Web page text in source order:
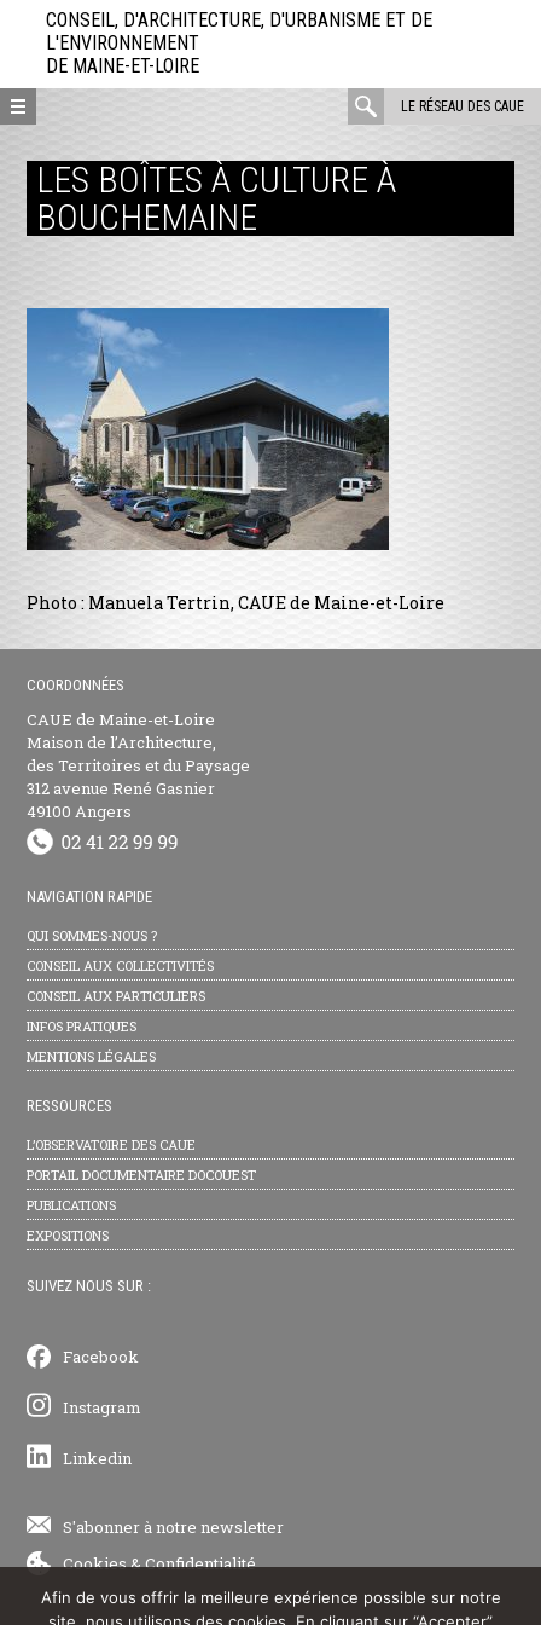
directement
contenu
CONSEIL, D'ARCHITECTURE, D'URBANISME ET DE
L'ENVIRONNEMENT
DE MAINE-ET-LOIRE
LE RÉSEAU DES CAUE
rechercher
LES BOÎTES À CULTURE À
BOUCHEMAINE
Photo : Manuela Tertrin, CAUE de Maine-et-Loire
COORDONNÉES
CAUE de Maine-et-Loire
Maison de l’Architecture,
des Territoires et du Paysage
312 avenue René Gasnier
49100 Angers
NAVIGATION RAPIDE
QUI SOMMES-NOUS ?
CONSEIL AUX COLLECTIVITÉS
CONSEIL AUX PARTICULIERS
INFOS PRATIQUES
MENTIONS LÉGALES
RESSOURCES
L’OBSERVATOIRE DES CAUE
PORTAIL DOCUMENTAIRE DOCOUEST
PUBLICATIONS
EXPOSITIONS
SUIVEZ NOUS SUR :
Facebook
Instagram
Linkedin
S'abonner à notre newsletter
Cookies&Confidentialité
Afin de vous offrir la meilleure expérience possible sur notre